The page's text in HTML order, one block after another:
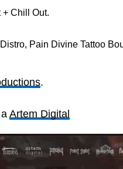
+ Chill Out.
Pain Divine Tattoo
.
Artem Digital